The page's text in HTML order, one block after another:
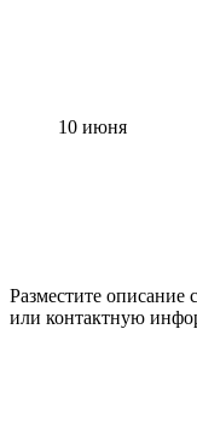
10 июня
Разместите описание
или контактную